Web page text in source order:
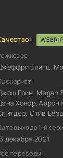
WEBRIP
Блитц,
Грин, Megan
Хонор, Аарон
Стив
выхода 1-й
декабря 2021
переводы: